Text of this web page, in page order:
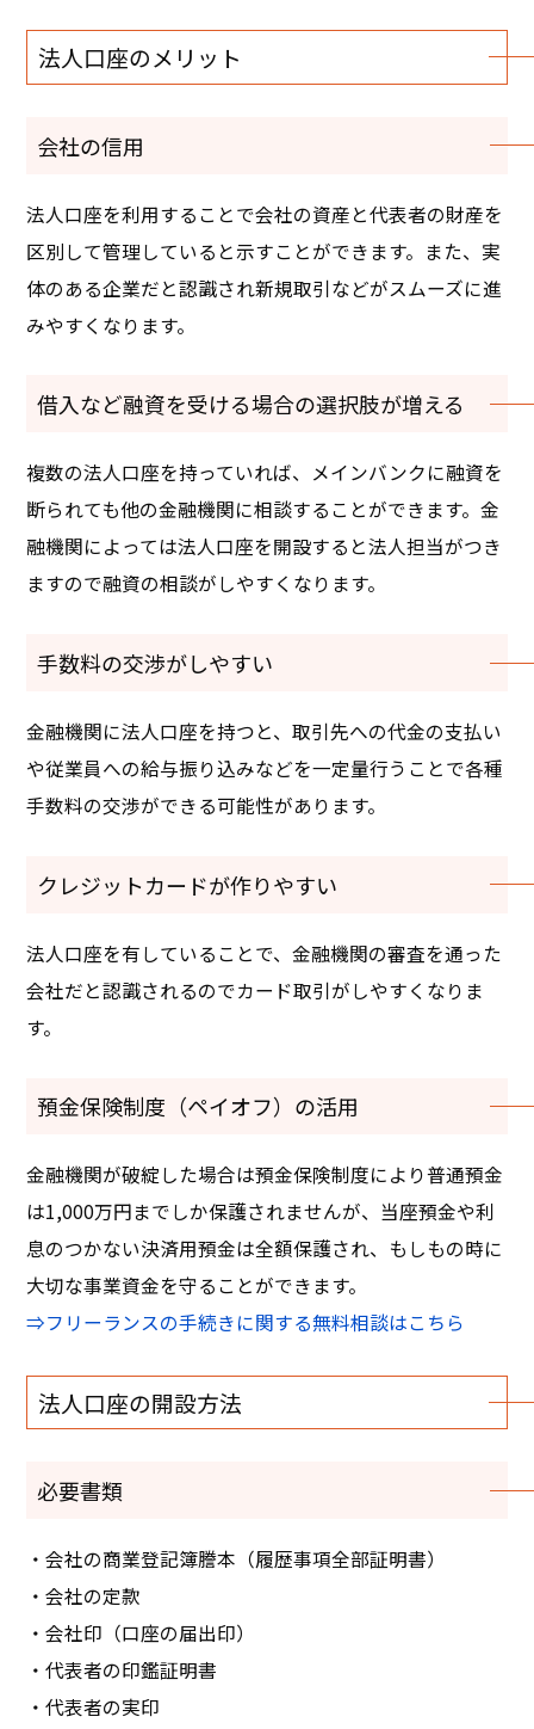
法人口座のメリット
会社の信用
法人口座を利用することで会社の資産と代表者の財産を
区別して管理していると示すことができます。また、実
体のある企業だと認識され新規取引などがスムーズに進
みやすくなります。
借入など融資を受ける場合の選択肢が増える
複数の法人口座を持っていれば、メインバンクに融資を
断られても他の金融機関に相談することができます。金
融機関によっては法人口座を開設すると法人担当がつき
ますので融資の相談がしやすくなります。
手数料の交渉がしやすい
金融機関に法人口座を持つと、取引先への代金の支払い
や従業員への給与振り込みなどを一定量行うことで各種
手数料の交渉ができる可能性があります。
クレジットカードが作りやすい
法人口座を有していることで、金融機関の審査を通った
会社だと認識されるのでカード取引がしやすくなりま
す。
預金保険制度（ペイオフ）の活用
金融機関が破綻した場合は預金保険制度により普通預金
は1,000万円までしか保護されませんが、当座預金や利
息のつかない決済用預金は全額保護され、もしもの時に
大切な事業資金を守ることができます。
⇒フリーランスの手続きに関する無料相談はこちら
法人口座の開設方法
必要書類
・会社の商業登記簿謄本（履歴事項全部証明書）
・会社の定款
・会社印（口座の届出印）
・代表者の印鑑証明書
・代表者の実印